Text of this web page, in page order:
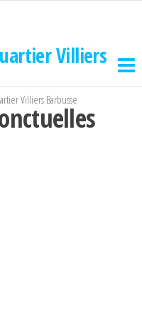
Villiers
Villiers Barbusse